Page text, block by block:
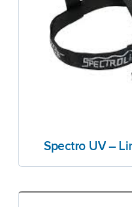
Spectro UV –